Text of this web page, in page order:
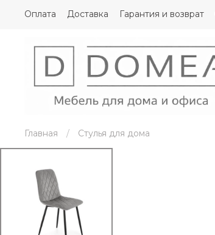
Оплата Доставка Гарантия и возврат
Главная Стулья для дома